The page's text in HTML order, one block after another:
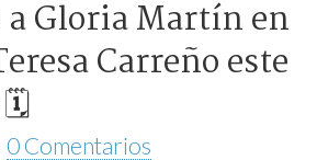
Gloria Martín en
Carreño este
🗓
0 Comentarios